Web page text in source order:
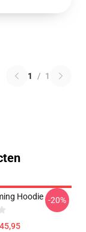
1 / 1
Hoodie -20%